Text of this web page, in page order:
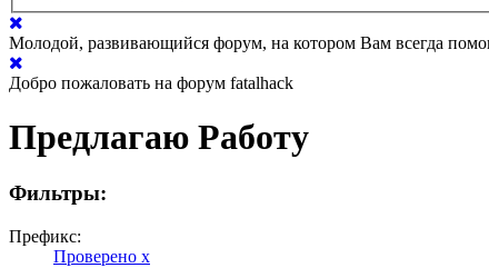
Молодой, развивающийся форум, на котором Вам всегда
Добро пожаловать на форум fatalhack
Предлагаю Работу
Фильтры:
Префикс:
Проверено x